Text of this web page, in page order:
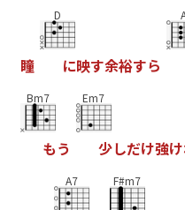
瞳
D
に映す余裕すら
Bm7
もう
Em7
少しだけ強け
A7 F#m7